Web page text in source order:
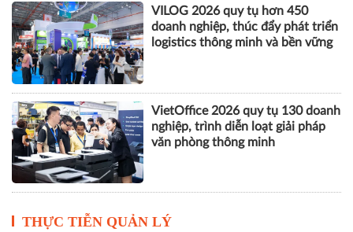
AI và thương mại điện tử mở động
lực tăng trưởng mới cho doanh
nghiệp Hà Nội
VILOG 2026 quy tụ hơn 450
doanh nghiệp, thúc đẩy phát triển
logistics thông minh và bền vững
VietOffice 2026 quy tụ 130 doanh